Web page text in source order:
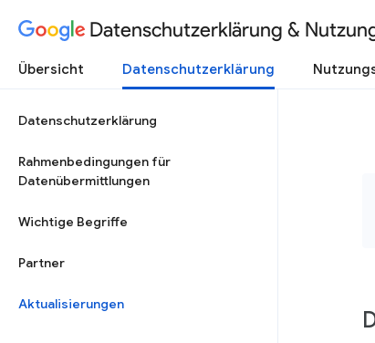
Datenschutzerklärung &
Übersicht Datenschutzerklärung
Datenschutzerklärung
Rahmenbedingungen für
Datenübermittlungen
Wichtige Begriffe
Partner
Aktualisierungen